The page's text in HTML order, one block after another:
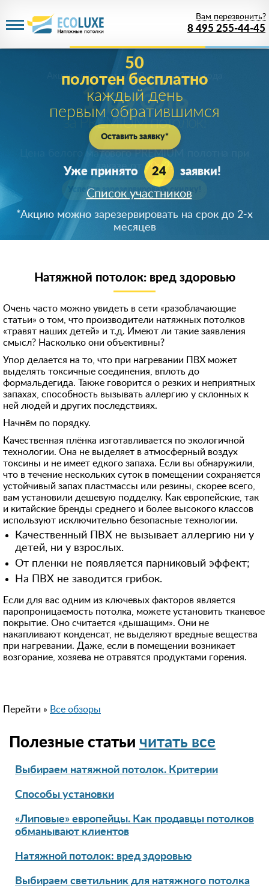
8 495 255-44-45
Вам перезвонить?
1 рубль
за PREMIUM потолок!
Акция действуетдо 09 августа 2026 года
Цена белого матового PREMIUM полотна при
заказе от 20м2 !
Успейте зарезервировать скидку!
Натяжной потолок: вред здоровью
Очень часто можно увидеть в сети «разоблачающие
статьи» о том, что производители натяжных потолков
«травят наших детей» и т.д. Имеют ли такие заявления
смысл? Насколько они объективны?
Упор делается на то, что при нагревании ПВХ может
выделять токсичные соединения, вплоть до
формальдегида. Также говорится о резких и неприятных
запахах, способность вызывать аллергию у склонных к
ней людей и других последствиях.
Начнём по порядку.
Качественная плёнка изготавливается по экологичной
технологии. Она не выделяет в атмосферный воздух
токсины и не имеет едкого запаха. Если вы обнаружили,
что в течение нескольких суток в помещении сохраняется
устойчивый запах пластмассы или резины, скорее всего,
вам установили дешевую подделку. Как европейские, так
и китайские бренды среднего и более высокого классов
используют исключительно безопасные технологии.
Качественный ПВХ не вызывает аллергию ни у
детей, ни у взрослых.
От пленки не появляется парниковый эффект;
На ПВХ не заводится грибок.
Если для вас одним из ключевых факторов является
паропроницаемость потолка, можете установить тканевое
покрытие. Оно считается «дышащим». Они не
накапливают конденсат, не выделяют вредные вещества
при нагревании. Даже, если в помещении возникает
возгорание, хозяева не отравятся продуктами горения.
Перейти » Все обзоры
Полезные статьи читать все
Выбираем натяжной потолок. Критерии
Способы установки
«Липовые» европейцы. Как продавцы потолков
обманывают клиентов
Натяжной потолок: вред здоровью
Выбираем светильник для натяжного потолка